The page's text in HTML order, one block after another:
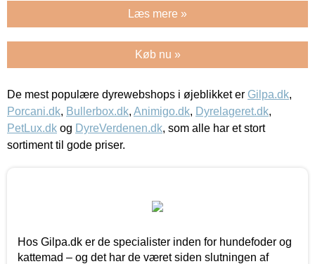
Læs mere »
Køb nu »
De mest populære dyrewebshops i øjeblikket er Gilpa.dk,
Porcani.dk, Bullerbox.dk, Animigo.dk, Dyrelageret.dk,
PetLux.dk og DyreVerdenen.dk, som alle har et stort
sortiment til gode priser.
Hos Gilpa.dk er de specialister inden for hundefoder og
kattemad – og det har de været siden slutningen af